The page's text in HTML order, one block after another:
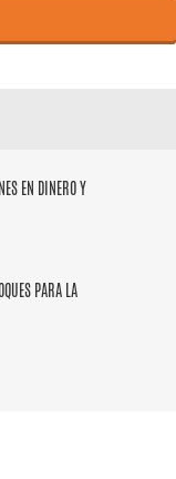
EN DINERO Y
PARA LA